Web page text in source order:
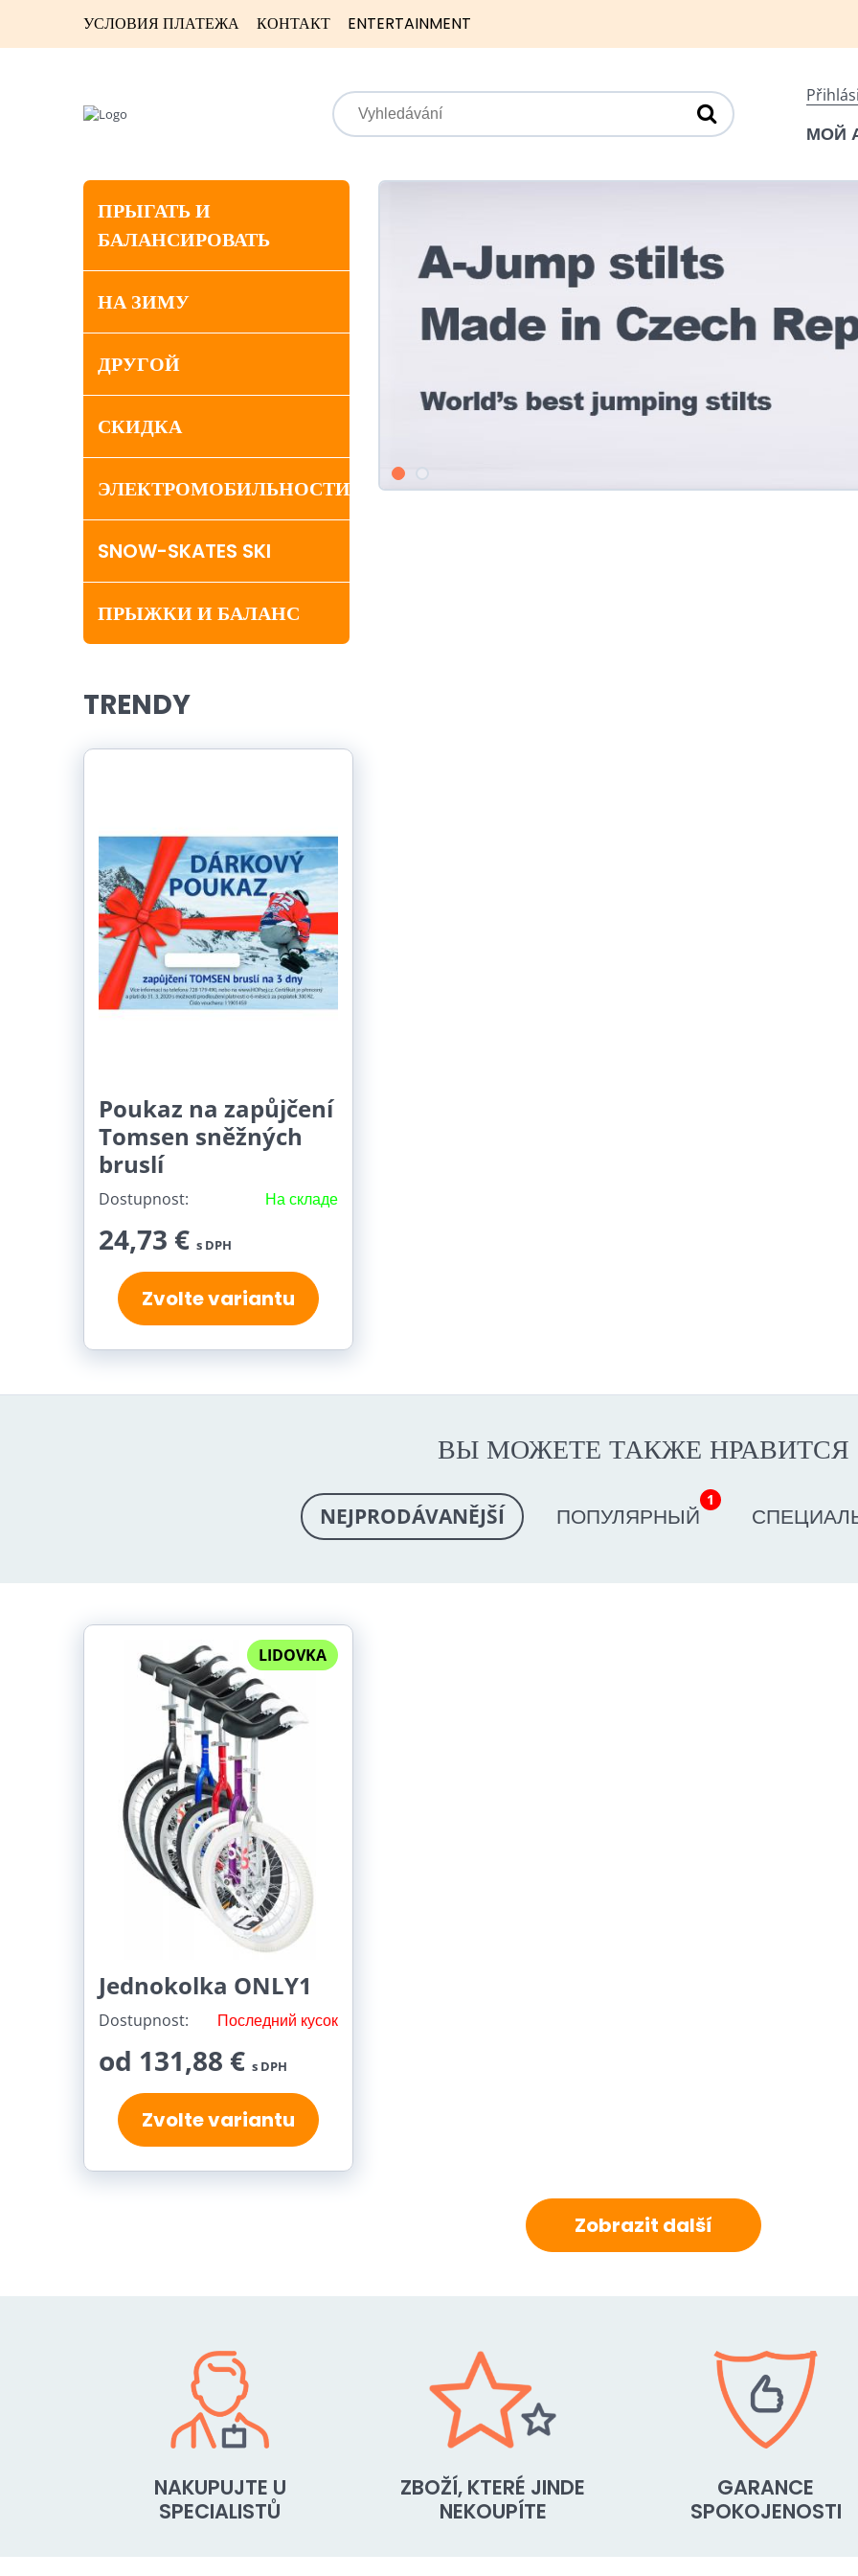
УСЛОВИЯ ПЛАТЕЖА КОНТАКТ ENTERTAINMENT
МОЙ
ПРЫГАТЬ И
БАЛАНСИРОВАТЬ
НА ЗИМУ
ДРУГОЙ
СКИДКА
ЭЛЕКТРОМОБИЛЬНОСТИ
SNOW-SKATES SKI
ПРЫЖКИ И БАЛАНС
TRENDY
Poukaz na zapůjčení
Tomsen sněžných
bruslí
Dostupnost: На складе
24,73 € s DPH
Zvolte variantu
ВЫ МОЖЕТЕ ТАКЖЕ НРАВИТСЯ
NEJPRODÁVANĚJŠÍ ПОПУЛЯРНЫЙ
1
LIDOVKA
Jednokolka ONLY1
Dostupnost: Последний кусок
od 131,88 € s DPH
Zvolte variantu
Zobrazit další
NAKUPUJTE U
SPECIALISTŮ
ZBOŽÍ, KTERÉ JINDE
NEKOUPÍTE
GARANCE
SPOKOJENOSTI